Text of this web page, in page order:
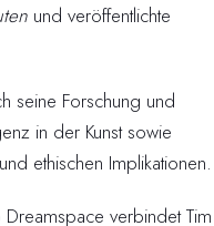
und veröffentlichte
seine Forschung und
in der Kunst sowie
ethischen Implikationen.
verbindet Tim